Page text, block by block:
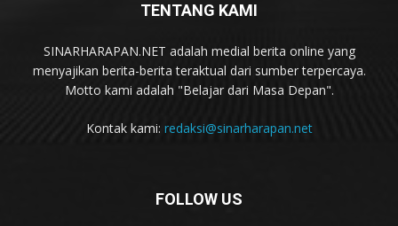
TENTANG KAMI
SINARHARAPAN.NET adalah medial berita online yang
menyajikan berita-berita teraktual dari sumber terpercaya.
Motto kami adalah "Belajar dari Masa Depan".
Kontak kami: redaksi@sinarharapan.net
FOLLOW US